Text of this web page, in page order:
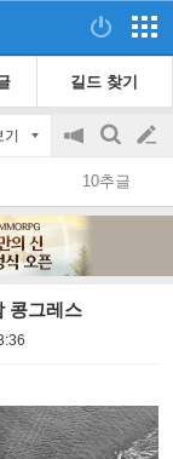
길드 찾기
기
공
지
on/off
검
색
글
쓰
10추글
콩그레스